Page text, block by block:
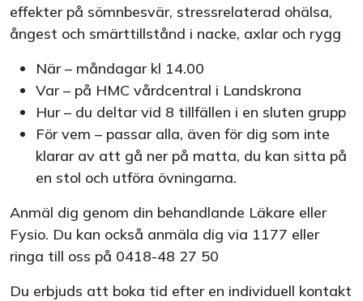
effekter på sömnbesvär, stressrelaterad ohälsa,
ångest och smärttillstånd i nacke, axlar och rygg
När – måndagar kl 14.00
Var – på HMC vårdcentral i Landskrona
Hur – du deltar vid 8 tillfällen i en sluten grupp
För vem – passar alla, även för dig som inte
klarar av att gå ner på matta, du kan sitta på
en stol och utföra övningarna.
Anmäl dig genom din behandlande Läkare eller
Fysio. Du kan också anmäla dig via 1177 eller
ringa till oss på 0418-48 27 50
Du erbjuds att boka tid efter en individuell kontakt